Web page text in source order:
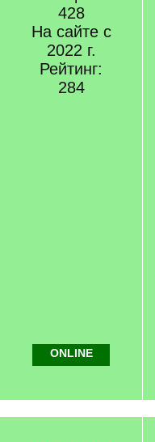
428
На сайте с
2022 г.
Рейтинг:
284
ONLINE